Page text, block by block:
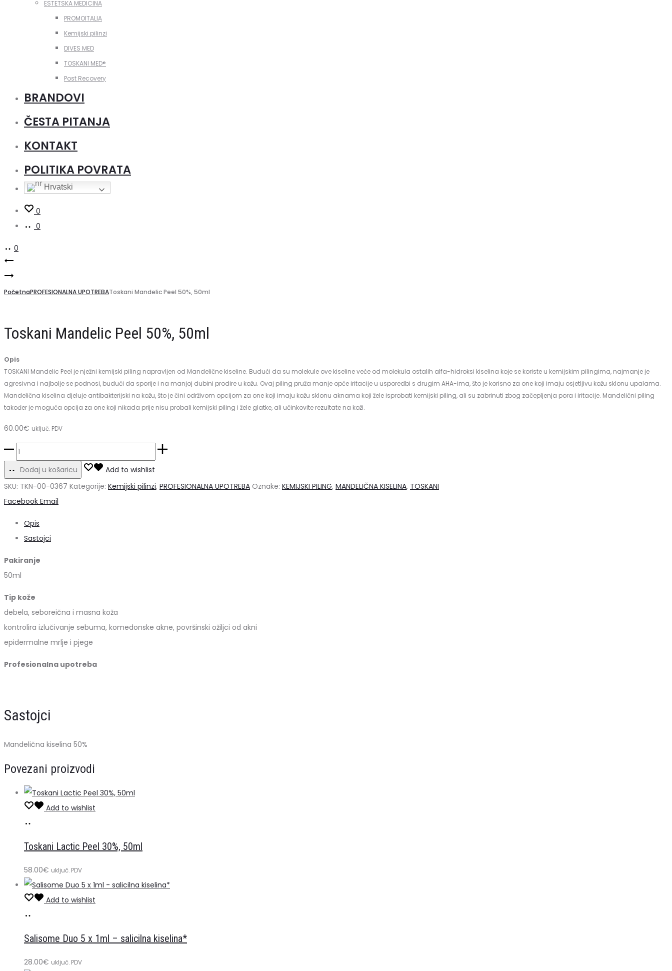
ESTETSKA MEDICINA
PROMOITALIA
Kemijski pilinzi
DIVES MED
TOSKANI MED®️
Post Recovery
BRANDOVI
ČESTA PITANJA
KONTAKT
POLITIKA POVRATA
Hrvatski
0
0
0
Product
navigation
Peel
Toskani
Lactic
50ml
PočetnaPROFESIONALNA UPOTREBAToskani Mandelic Peel 50%, 50ml
Toskani Mandelic Peel 50%, 50ml
Opis
TOSKANI Mandelic Peel je nježni kemijski piling napravljen od Mandelične kiseline. Budući da su molekule ove kiseline veće od molekula ostalih alfa-hidroksi kiselina koje se koriste u kemijskim pilingima, najmanje je
agresivna i najbolje se podnosi, budući da sporije i na manjoj dubini prodire u kožu. Ovaj piling pruža manje opće iritacije u usporedbi s drugim AHA-ima, što je korisno za one koji imaju osjetljivu kožu sklonu upalama.
Mandelična kiselina djeluje antibakterijski na kožu, što je čini održivom opcijom za one koji imaju kožu sklonu aknama koji žele isprobati kemijski piling, ali su zabrinuti zbog začepljenja pora i iritacije. Mandelični piling
također je moguća opcija za one koji nikada prije nisu probali kemijski piling i žele glatke, ali učinkovite rezultate na koži.
60.00€ uključ. PDV
Toskani
Mandelic
Peel
količina
Dodaj u košaricu
Add to wishlist
SKU: TKN-00-0367 Kategorije: Kemijski pilinzi, PROFESIONALNA UPOTREBA Oznake: KEMIJSKI PILING, MANDELIČNA KISELINA, TOSKANI
Share
Facebook Email
Opis
Sastojci
Pakiranje
50ml
Tip kože
debela, seboreična i masna koža
kontrolira izlučivanje sebuma, komedonske akne, površinski ožiljci od akni
epidermalne mrlje i pjege
Profesionalna upotreba
Sastojci
Mandelična kiselina 50%
Povezani proizvodi
Add to wishlist
košaricu
Toskani Lactic Peel 30%, 50ml
58.00€ uključ. PDV
Add to wishlist
košaricu
Salisome Duo 5 x 1ml – salicilna kiselina*
28.00€ uključ. PDV